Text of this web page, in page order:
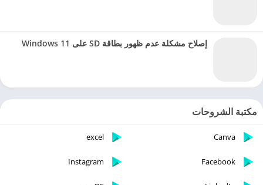
إصلاح مشكلة عدم ظهور بطاقة SD على Windows 11
مكتبة الشروحات
Canva
excel
Facebook
Instagram